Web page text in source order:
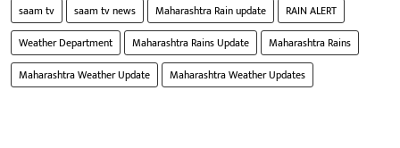
saam tv saam tv news Maharashtra Rain update
RAIN ALERT
Weather Department
Maharashtra Rains Update
Maharashtra Rains
Maharashtra Weather Update
Maharashtra Weather Updates